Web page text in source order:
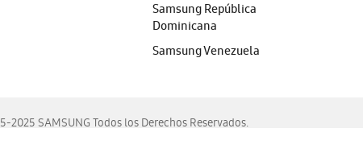
Samsung República
Dominicana
Samsung Venezuela
2025 SAMSUNG Todos los Derechos Reservados.